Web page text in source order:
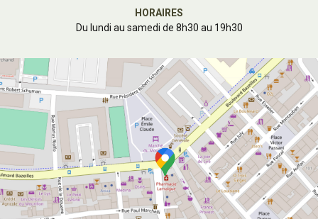
HORAIRES
Du lundi au samedi de 8h30 au 19h30